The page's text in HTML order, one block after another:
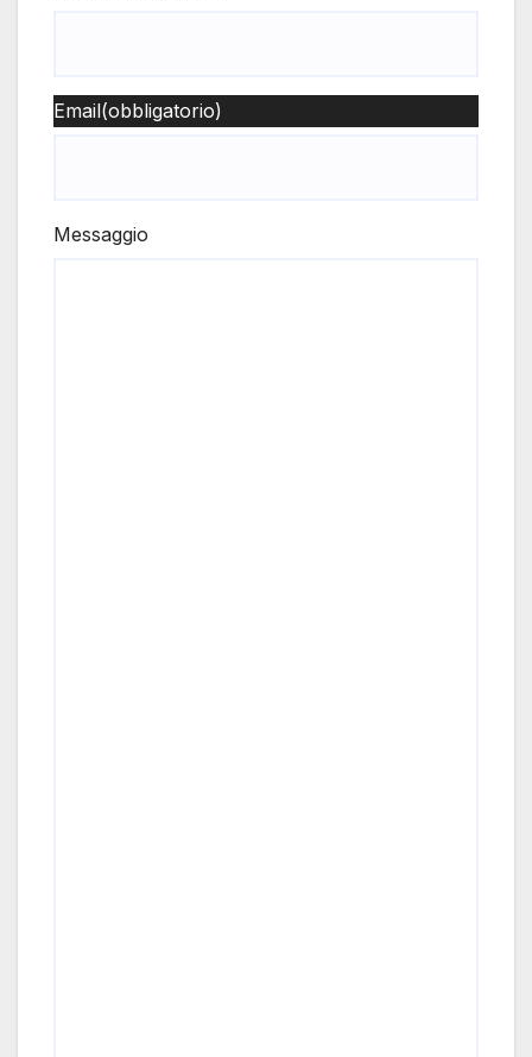
Email(obbligatorio)
Messaggio